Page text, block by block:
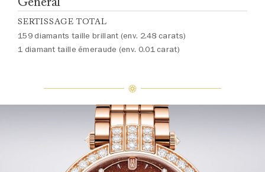
SERTISSAGE TOTAL
159 diamants taille brillant (env. 2.48 carats)
1 diamant taille émeraude (env. 0.01 carat)